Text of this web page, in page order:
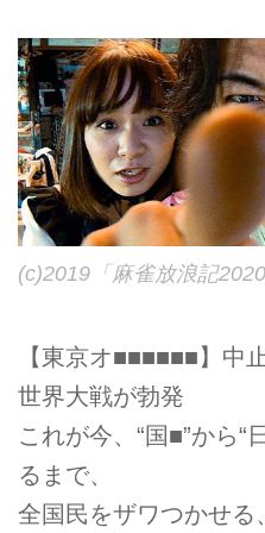
(c)2019「麻雀放浪記
【東京オ■■■■■■】中
世界大戦が勃発
これが今、“国■”から“
るまで、
全国民をザワつかせる